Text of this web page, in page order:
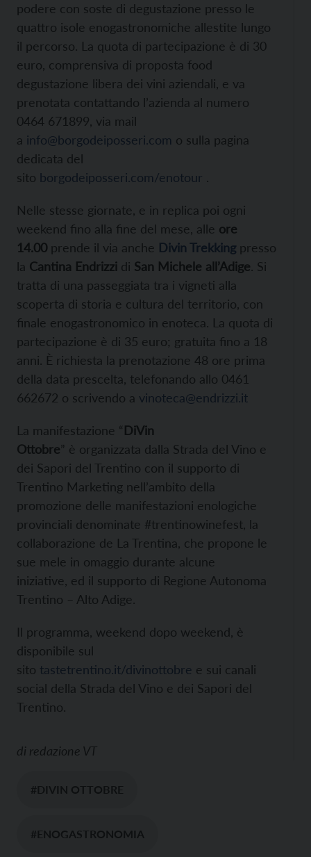
podere con soste di degustazione presso le
quattro isole enogastronomiche allestite lungo
il percorso. La quota di partecipazione è di 30
euro, comprensiva di proposta food
degustazione libera dei vini aziendali, e va
prenotata contattando l’azienda al numero
0464 671899, via mail
a info@borgodeiposseri.com o sulla pagina
dedicata del
sito borgodeiposseri.com/enotour .
Nelle stesse giornate, e in replica poi ogni
weekend fino alla fine del mese, alle ore
14.00 prende il via anche Divin Trekking presso
la Cantina Endrizzi di San Michele all’Adige. Si
tratta di una passeggiata tra i vigneti alla
scoperta di storia e cultura del territorio, con
finale enogastronomico in enoteca. La quota di
partecipazione è di 35 euro; gratuita fino a 18
anni. È richiesta la prenotazione 48 ore prima
della data prescelta, telefonando allo 0461
662672 o scrivendo a vinoteca@endrizzi.it
La manifestazione “DiVin
Ottobre” è organizzata dalla Strada del Vino e
dei Sapori del Trentino con il supporto di
Trentino Marketing nell’ambito della
promozione delle manifestazioni enologiche
provinciali denominate #trentinowinefest, la
collaborazione de La Trentina, che propone le
sue mele in omaggio durante alcune
iniziative, ed il supporto di Regione Autonoma
Trentino – Alto Adige.
Il programma, weekend dopo weekend, è
disponibile sul
sito tastetrentino.it/divinottobre e sui canali
social della Strada del Vino e dei Sapori del
Trentino.
di redazione VT
#DIVIN OTTOBRE
#ENOGASTRONOMIA